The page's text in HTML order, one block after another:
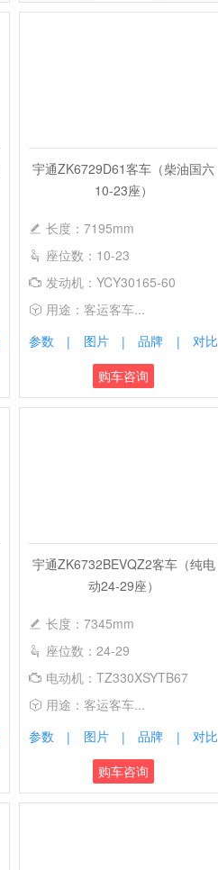
宇通ZK6729D61客车（柴油国六
10-23座）
长度：7195mm
座位数：10-23
发动机：YCY30165-60
用途：客运客车...
参数
| 图片 | 品牌 |
对比
购车咨询
宇通ZK6732BEVQZ2客车（纯电
动24-29座）
长度：7345mm
座位数：24-29
电动机：TZ330XSYTB67
用途：客运客车...
参数
| 图片 | 品牌 |
对比
购车咨询